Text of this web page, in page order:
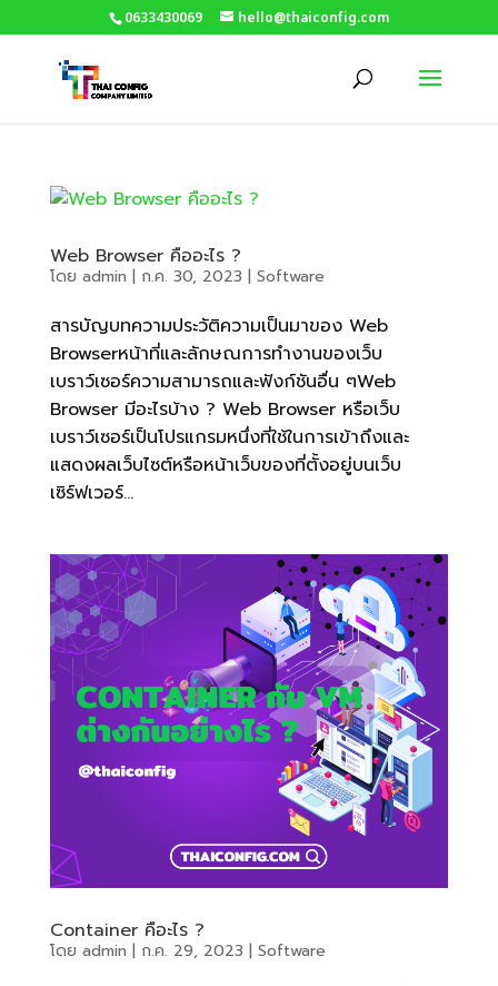
0633430069 hello@thaiconfig.com
Web Browser คืออะไร ?
โดย admin | ก.ค. 30, 2023 | Software
สารบัญบทความประวัติความเป็นมาของ Web
Browserหน้าที่และลักษณการทำงานของเว็บ
เบราว์เซอร์ความสามารถและฟังก์ชันอื่น ๆWeb
Browser มีอะไรบ้าง ? Web Browser หรือเว็บ
เบราว์เซอร์เป็นโปรแกรมหนึ่งที่ใช้ในการเข้าถึงและ
แสดงผลเว็บไซต์หรือหน้าเว็บของที่ตั้งอยู่บนเว็บ
เซิร์ฟเวอร์...
Container คือะไร ?
โดย admin | ก.ค. 29, 2023 | Software